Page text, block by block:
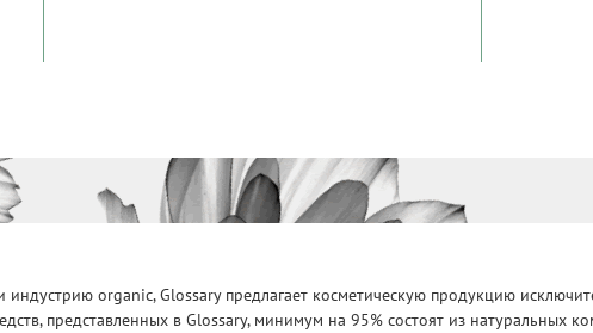
organic, Glossary предлагает косметическую продукцию
представленных в Glossary, минимум на 95% состоят из натуральных